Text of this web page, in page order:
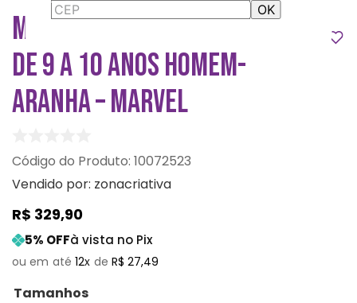
OK
MACACÃO KIGURUMI INFANTIL
DE 9 A 10 ANOS HOMEM-
ARANHA – MARVEL
: 10072523
Vendido por: zonacriativa
R$ 329,90
5% OFFà vista no Pix
12 R$ 27,49
Tamanhos